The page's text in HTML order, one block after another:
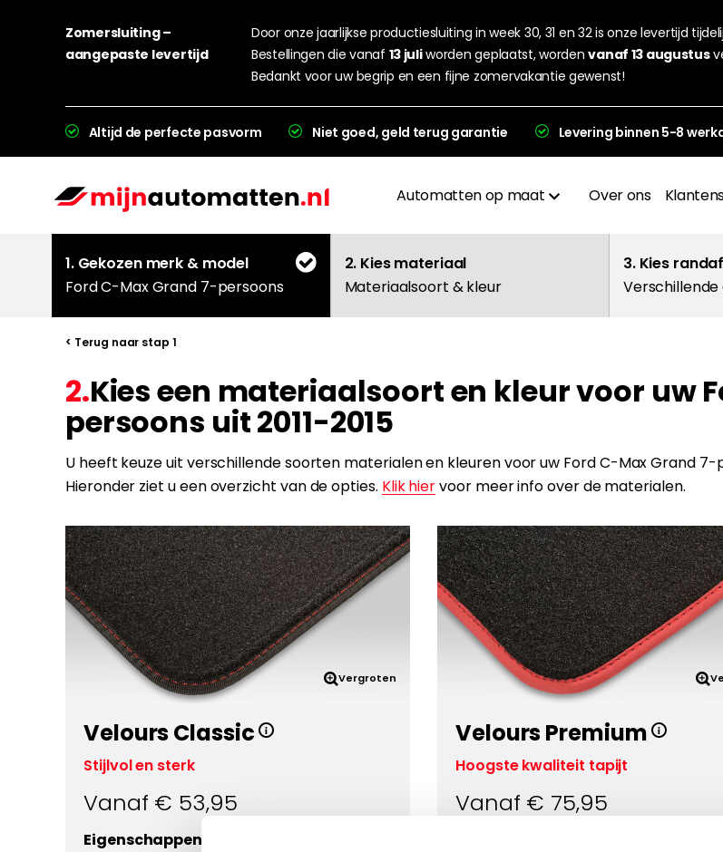
Zomersluiting –
aangepaste levertijd
Door onze jaarlijkse productiesluiting in week 30, 31 en 32 is onze levertijd
Bestellingen die vanaf 13 juliworden geplaatst, wordenvanaf 13 augustus
Bedankt voor uw begrip en een fijne zomervakantie gewenst!
Altijd de perfecte pasvorm Niet goed, geld terug garantie Levering binnen 5-8
Automatten op maat
Afwerkingen
Levering en garantie
Over ons
1. Gekozen merk & model
Ford C-Max Grand 7-persoons
2. Kies materiaal
Materiaalsoort & kleur
3. Kies
< Terug naar stap 1
2.Kies een materiaalsoort en kleur voor uw
persoons uit 2011-2015
U heeft keuze uit verschillende soorten materialen en kleuren voor uw Ford C-Max Grand
Hieronder ziet u een overzicht van de opties. Klik hiervoor meer info over de materialen.
Vergroten
Velours Classic
Stijlvol en sterk
Vanaf € 53,95
Eigenschappen:
Velours Premium
Hoogste kwaliteit tapijt
Vanaf € 75,95